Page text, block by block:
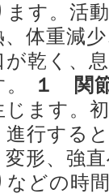
ます。活
、体重減
が乾く、
。
１ 関
じます。
進行する
変形、強
などの時